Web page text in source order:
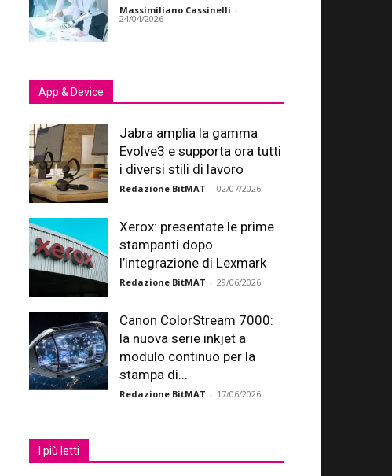
Massimiliano Cassinelli -
24/04/2026
App & Device
Jabra amplia la gamma
Evolve3 e supporta ora tutti
i diversi stili di lavoro
Redazione BitMAT - 02/07/2026
Xerox: presentate le prime
stampanti dopo
l’integrazione di Lexmark
Redazione BitMAT - 29/06/2026
Canon ColorStream 7000:
la nuova serie inkjet a
modulo continuo per la
stampa di...
Redazione BitMAT - 17/06/2026
I più letti